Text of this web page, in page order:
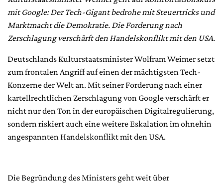
mit Google: Der Tech-Gigant bedrohe mit Steuertricks und
Marktmacht die Demokratie. Die Forderung nach
Zerschlagung verschärft den Handelskonflikt mit den USA.
Deutschlands Kulturstaatsminister Wolfram Weimer setzt
zum frontalen Angriff auf einen der mächtigsten Tech-
Konzerne der Welt an. Mit seiner Forderung nach einer
kartellrechtlichen Zerschlagung von Google verschärft er
nicht nur den Ton in der europäischen Digitalregulierung,
sondern riskiert auch eine weitere Eskalation im ohnehin
angespannten Handelskonflikt mit den USA.
Die Begründung des Ministers geht weit über